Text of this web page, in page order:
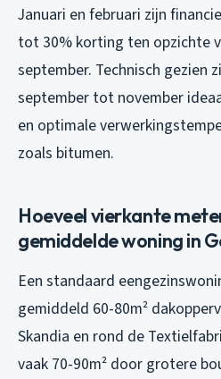
Januari en februari zijn
tot 30% korting ten opzichte
september. Technisch gezien
september tot november
en optimale
zoals bitumen.
Hoeveel vierkante
gemiddelde woning in
Een standaard
gemiddeld 60-80m²
Skandia en rond de
vaak 70-90m² door grotere